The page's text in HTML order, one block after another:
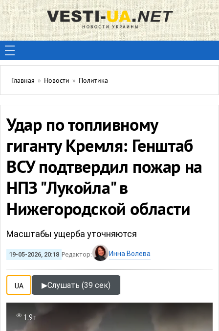
Главная » Новости » Политика
Удар по топливному
гиганту Кремля: Генштаб
ВСУ подтвердил пожар на
НПЗ "Лукойла" в
Нижегородской области
Масштабы ущерба уточняются
19-05-2026, 20:18 Редактор: Инна Волева
UA ▶Слушать (39 сек)
1.9т